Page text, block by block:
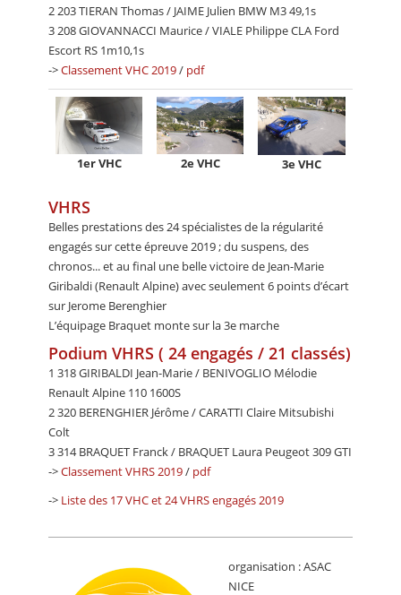
2 203 TIERAN Thomas / JAIME Julien BMW M3 49,1s
3 208 GIOVANNACCI Maurice / VIALE Philippe CLA Ford
Escort RS 1m10,1s
->Classement VHC 2019/ pdf
1er VHC 2e VHC 3e VHC
VHRS
Belles prestations des 24 spécialistes de la régularité
engagés sur cette épreuve 2019 ; du suspens, des
chronos... et au final une belle victoire de Jean-Marie
Giribaldi (Renault Alpine) avec seulement 6 points d’écart
sur Jerome Berenghier
L’équipage Braquet monte sur la 3e marche
Podium VHRS ( 24 engagés / 21 classés)
1 318 GIRIBALDI Jean-Marie / BENIVOGLIO Mélodie
Renault Alpine 110 1600S
2 320 BERENGHIER Jérôme / CARATTI Claire Mitsubishi
Colt
3 314 BRAQUET Franck / BRAQUET Laura Peugeot 309 GTI
->Classement VHRS 2019/ pdf
-> Liste des 17 VHC et 24 VHRS engagés 2019
organisation : ASAC
NICE